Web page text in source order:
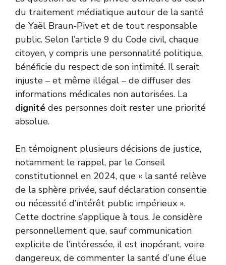
du traitement médiatique autour de la santé
de Yaël Braun-Pivet et de tout responsable
public. Selon l’article 9 du Code civil, chaque
citoyen, y compris une personnalité politique,
bénéficie du respect de son intimité. Il serait
injuste – et même illégal – de diffuser des
informations médicales non autorisées. La
dignité des personnes doit rester une priorité
absolue.
En témoignent plusieurs décisions de justice,
notamment le rappel, par le Conseil
constitutionnel en 2024, que « la santé relève
de la sphère privée, sauf déclaration consentie
ou nécessité d’intérêt public impérieux ».
Cette doctrine s’applique à tous. Je considère
personnellement que, sauf communication
explicite de l’intéressée, il est inopérant, voire
dangereux, de commenter la santé d’une élue